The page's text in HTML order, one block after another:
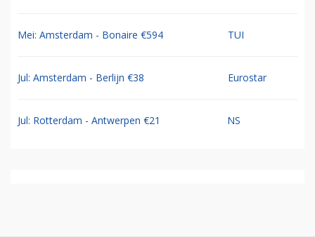
Mei: Amsterdam - Bonaire €594 TUI
Jul: Amsterdam - Berlijn €38 Eurostar
Jul: Rotterdam - Antwerpen €21 NS